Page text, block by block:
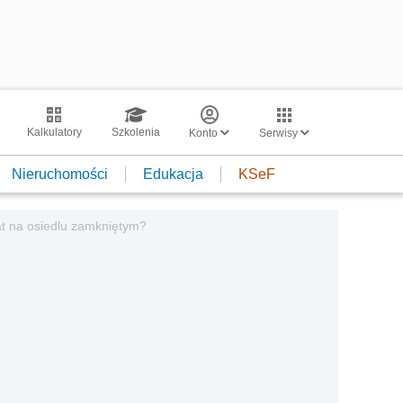
Kalkulatory Szkolenia Konto Serwisy
Nieruchomości Edukacja KSeF
na osiedlu zamkniętym?